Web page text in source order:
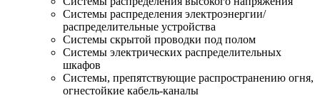
Системы распределения электроэнергии/
распределительные устройства
Системы скрытой проводки под полом
Системы электрических распределительных
шкафов
Системы, препятствующие распространению огня,
огнестойкие кабель-каналы